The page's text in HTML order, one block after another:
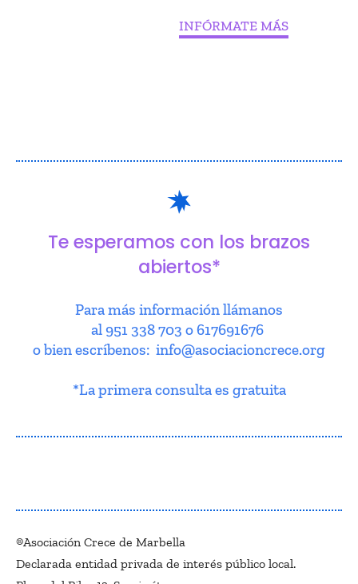
INFÓRMATE MÁS
Te esperamos con los brazos
abiertos*
Para más información llámanos
al 951 338 703 o 617691676
o bien escríbenos: info@asociacioncrece.org
*La primera consulta es gratuita
®Asociación Crece de Marbella
Declarada entidad privada de interés público local.